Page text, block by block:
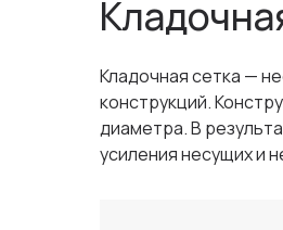
Кладочная сетка —
конструкций.
диаметра. В
усиления несущих и